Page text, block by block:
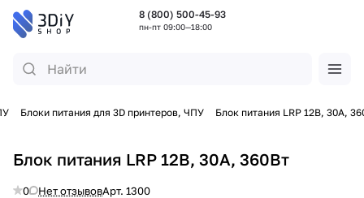
8 (800) 500-45-93
пн-пт 09:00—18:00
Блоки питания для 3D принтеров, ЧПУ Блок питания LRP 12В, 30А,
Блок питания LRP 12В, 30А, 360Вт
0 Нет отзывовАрт. 1300